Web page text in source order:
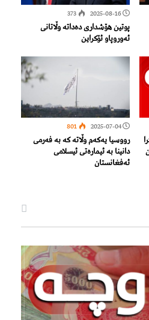
2025-08-16
373
پوتین هۆشداری دەداتە وڵاتانی
ئەوروپاو ئۆکراین
2025-07-04
801
رووسیا یەکەم وڵاتە کە بە فەرمی
دانینا بە ئیمارەتی ئیسلامی
ئەفغانستان